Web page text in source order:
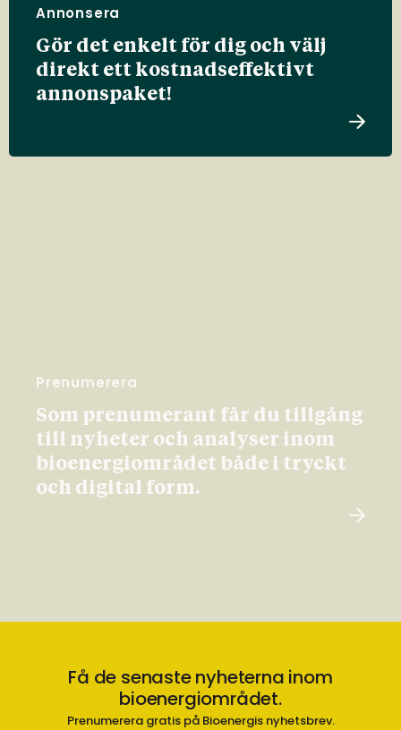
Annonsera
Gör det enkelt för dig och välj
direkt ett kostnadseffektivt
annonspaket!
Prenumerera
Som prenumerant får du tillgång
till nyheter och analyser inom
bioenergiområdet både i tryckt
och digital form.
Få de senaste nyheterna inom
bioenergiområdet.
Prenumerera gratis på Bioenergis nyhetsbrev.